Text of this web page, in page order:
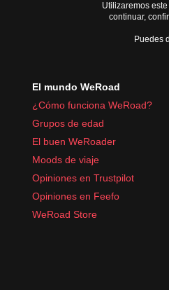
Utilizaremos
continuar,
Puedes
El mundo WeRoad
¿Cómo funciona WeRoad?
Grupos de edad
El buen WeRoader
Moods de viaje
Opiniones en Trustpilot
Opiniones en Feefo
WeRoad Store